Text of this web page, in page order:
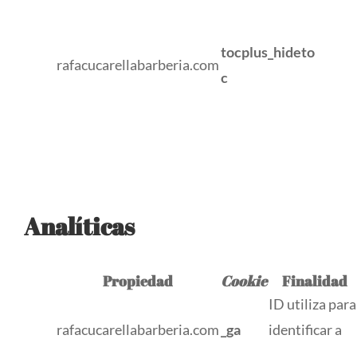
rafacucarellabarberia.com
tocplus_hideto
c
Analíticas
Propiedad Cookie Finalidad
rafacucarellabarberia.com _ga
ID utiliza para
identificar a